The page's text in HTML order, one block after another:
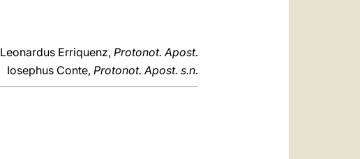
Leonardus Erriquenz, Protonot. Apost.
Iosephus Conte, Protonot. Apost. s.n.